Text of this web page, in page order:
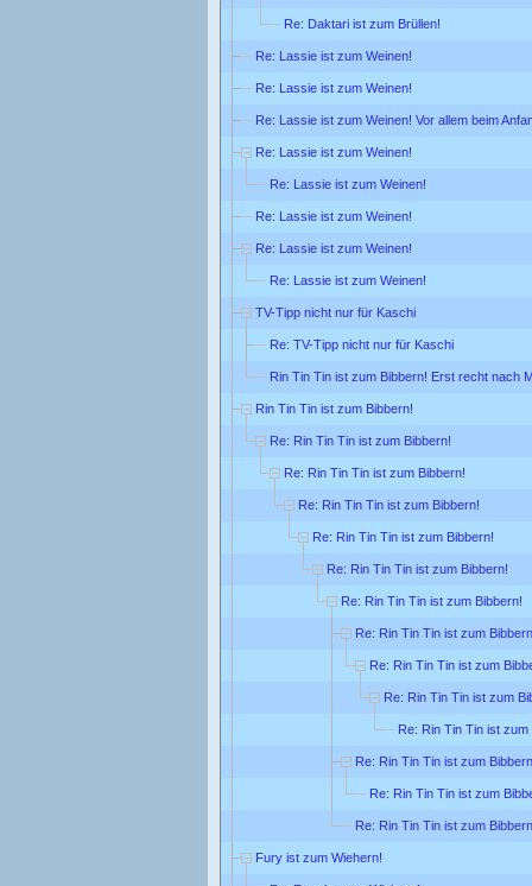
Re: Daktari ist zum Brüllen!
Re: Lassie ist zum Weinen!
Re: Lassie ist zum Weinen!
Re: Lassie ist zum Weinen! Vor allem beim
Re: Lassie ist zum Weinen!
Re: Lassie ist zum Weinen!
Re: Lassie ist zum Weinen!
Re: Lassie ist zum Weinen!
Re: Lassie ist zum Weinen!
TV-Tipp nicht nur für Kaschi
Re: TV-Tipp nicht nur für Kaschi
Rin Tin Tin ist zum Bibbern! Erst recht nach
Rin Tin Tin ist zum Bibbern!
Re: Rin Tin Tin ist zum Bibbern!
Re: Rin Tin Tin ist zum Bibbern!
Re: Rin Tin Tin ist zum Bibbern!
Re: Rin Tin Tin ist zum Bibbern!
Re: Rin Tin Tin ist zum Bibbern!
Re: Rin Tin Tin ist zum Bibbern!
Re: Rin Tin Tin ist zum
Re: Rin Tin Tin ist zum
Re: Rin Tin Tin ist zum
Re: Rin Tin Tin ist zum
Re: Rin Tin Tin ist zum
Re: Rin Tin Tin ist zum
Re: Rin Tin Tin ist zum
Fury ist zum Wiehern!